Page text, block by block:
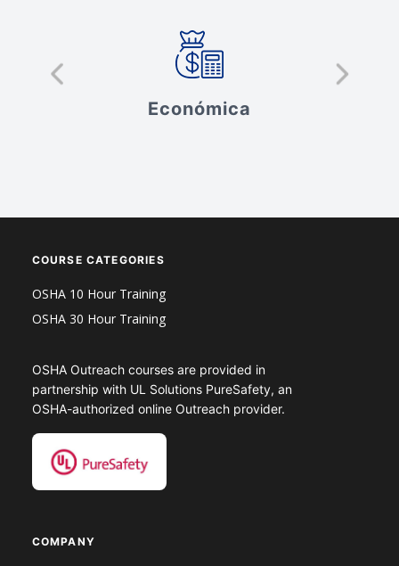
Económica
COURSE CATEGORIES
OSHA 10 Hour Training
OSHA 30 Hour Training
OSHA Outreach courses are provided in
partnership with UL Solutions PureSafety, an
OSHA-authorized online Outreach provider.
COMPANY